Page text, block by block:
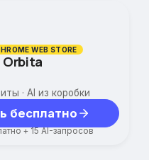
WEB STORE
Orbita
· AI из коробки
бесплатно
+ 15 AI-запросов